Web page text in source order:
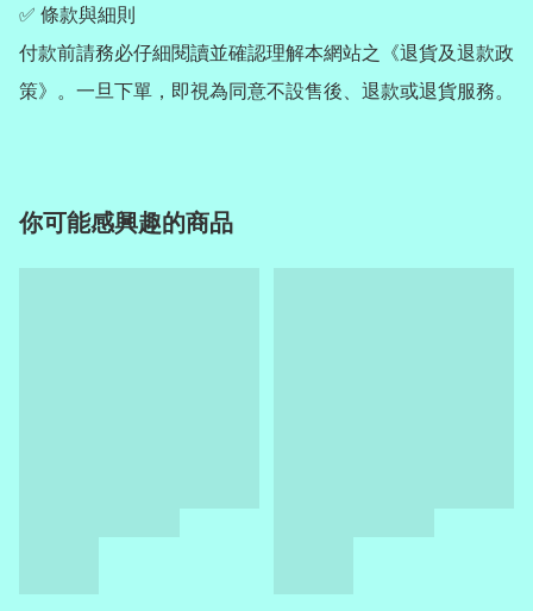
✅ 條款與細則
付款前請務必仔細閱讀並確認理解本網站之《退貨及退款政
策》。一旦下單，即視為同意不設售後、退款或退貨服務。
你可能感興趣的商品